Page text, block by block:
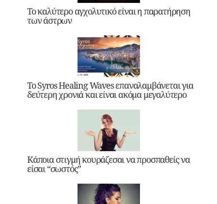
Το καλύτερο αγχολυτικό είναι η παρατήρηση
των άστρων
Το Syros Healing Waves επαναλαμβάνεται για
δεύτερη χρονιά και είναι ακόμα μεγαλύτερο
Κάποια στιγμή κουράζεσαι να προσπαθείς να
είσαι “σωστός”